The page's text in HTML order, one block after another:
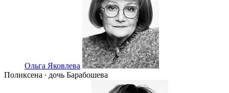
Ольга Яковлева
Поликсена ∙ дочь Барабошева